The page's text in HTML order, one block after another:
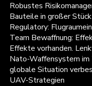
Robustes
Bauteile in großer
Regulatory:
Team Bewaffnung:
Effekte vorhanden.
Nato-Waffensystem im
globale Situation
UAV-Strategien